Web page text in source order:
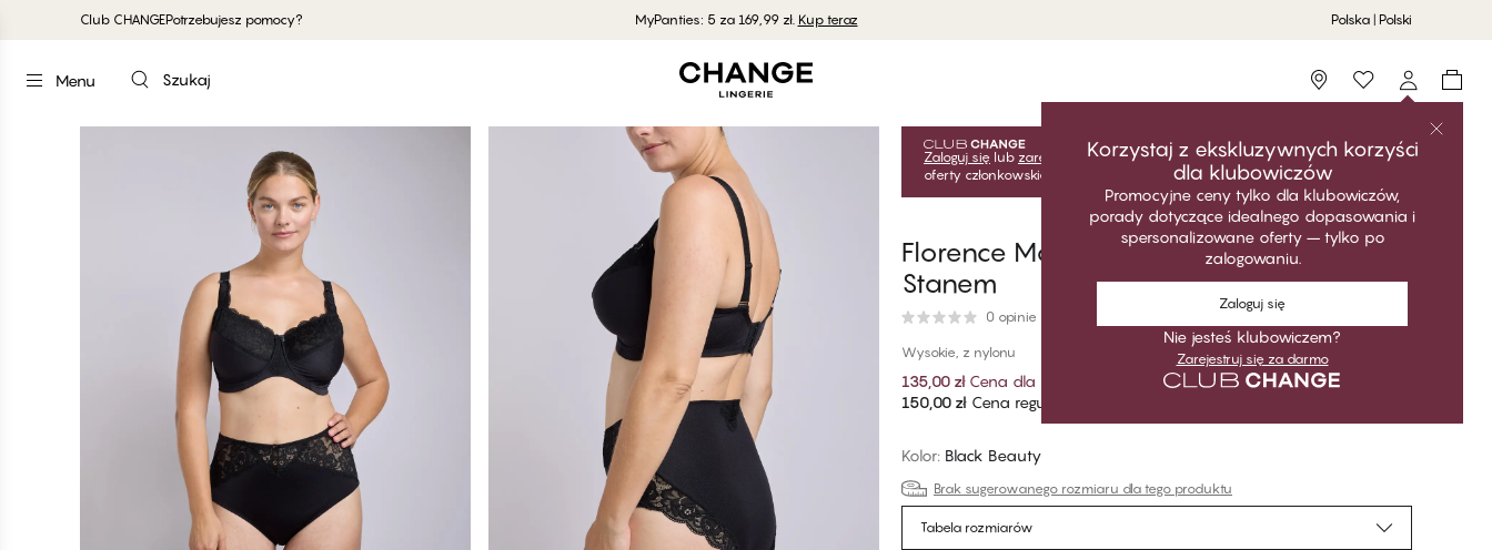
Club CHANGEPotrzebujesz pomocy? MyPanties: 5 za 169,99 zł. Kup teraz Polska | Polski
Menu Szukaj Storefinder
Korzystaj z ekskluzywnych korzyści
dla klubowiczów
Promocyjne ceny tylko dla klubowiczów,
porady dotyczące idealnego dopasowania i
spersonalizowane oferty – tylko po
zalogowaniu.
Zaloguj się
Nie jesteś klubowiczem?
Zarejestruj się za darmo
Zaloguj się lub zarejestruj się za darmo, aby odblokować ekskluzywne
oferty członkowskie! Ceny klubowe są aktywne tylko po zalogowaniu.
Florence Majtki damskie Tai Z Wysokim
Stanem
0 opinie
Wysokie, z nylonu
135,00 zł Cena dla klubowiczów
150,00 zł Cena regularna
Kolor: Black Beauty
Brak sugerowanego rozmiaru dla tego produktu
Tabela rozmiarów